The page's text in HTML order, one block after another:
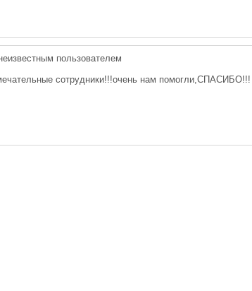
пользователем
сотрудники!!!очень нам помогли,СПАСИБО!!!